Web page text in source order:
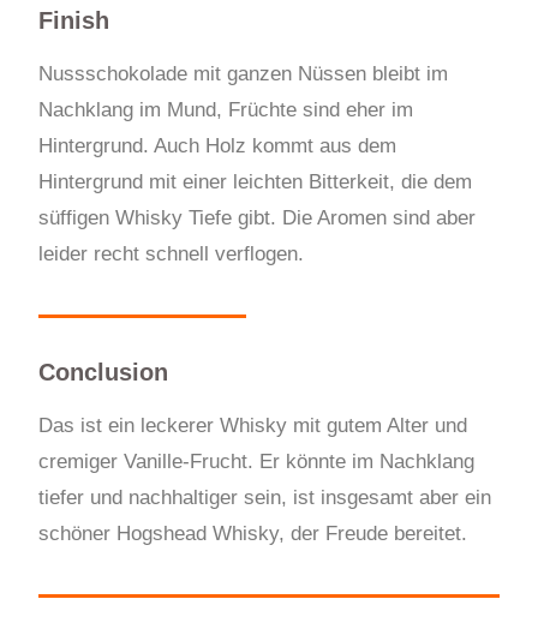
Finish
Nussschokolade mit ganzen Nüssen bleibt im
Nachklang im Mund, Früchte sind eher im
Hintergrund. Auch Holz kommt aus dem
Hintergrund mit einer leichten Bitterkeit, die dem
süffigen Whisky Tiefe gibt. Die Aromen sind aber
leider recht schnell verflogen.
Conclusion
Das ist ein leckerer Whisky mit gutem Alter und
cremiger Vanille-Frucht. Er könnte im Nachklang
tiefer und nachhaltiger sein, ist insgesamt aber ein
schöner Hogshead Whisky, der Freude bereitet.